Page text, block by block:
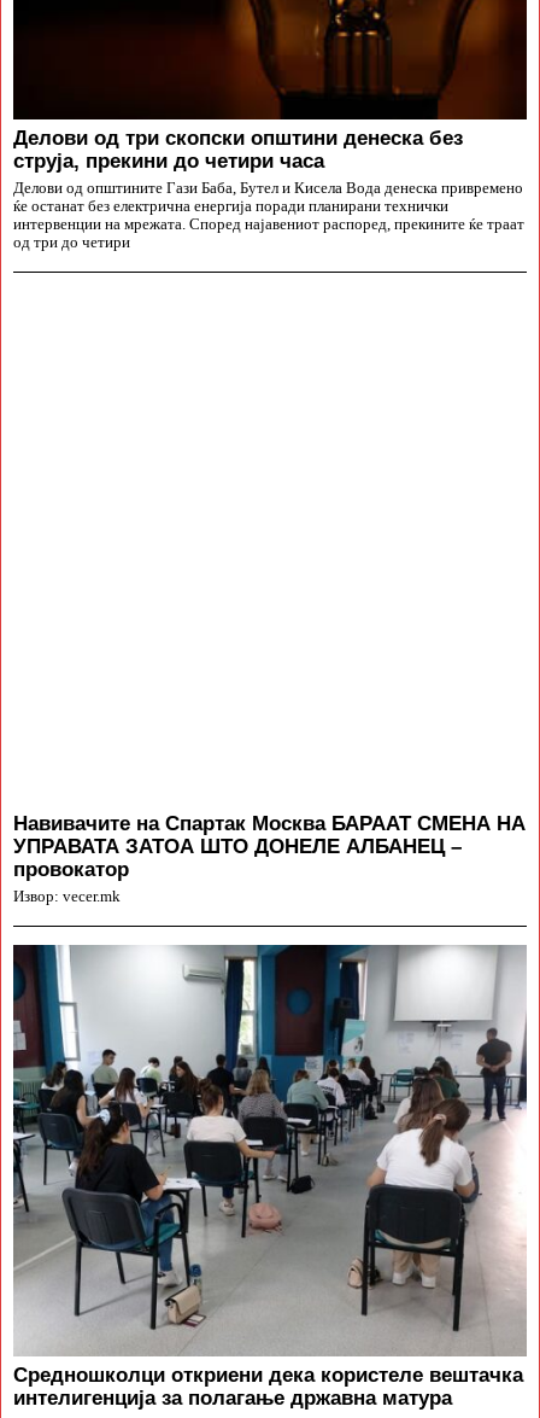
Делови од три скопски општини денеска без
струја, прекини до четири часа
Делови од општините Гази Баба, Бутел и Кисела Вода денеска привремено
ќе останат без електрична енергија поради планирани технички
интервенции на мрежата. Според најавениот распоред, прекините ќе траат
од три до четири
Навивачите на Спартак Москва БАРААТ СМЕНА НА
УПРАВАТА ЗАТОА ШТО ДОНЕЛЕ АЛБАНЕЦ –
провокатор
Извор: vecer.mk
Средношколци откриени дека користеле вештачка
интелигенција за полагање државна матура